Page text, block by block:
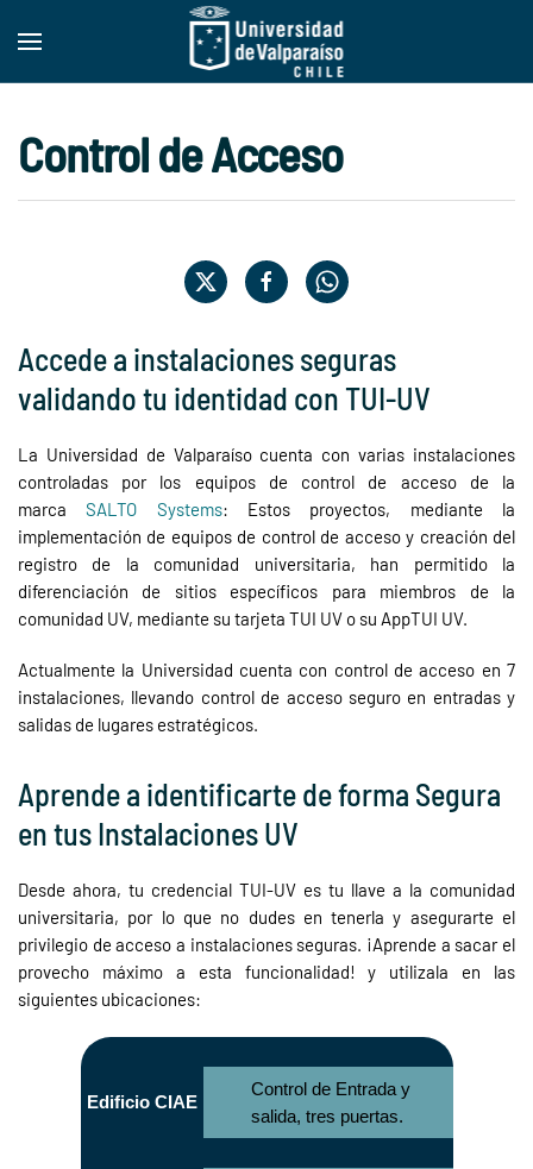
Skip to main content
Control de Acceso
Accede a instalaciones seguras
validando tu identidad con TUI-UV
La Universidad de Valparaíso cuenta con varias instalaciones
controladas por los equipos de control de acceso de la
marcaSALTO Systems: Estos proyectos, mediante la
implementación de equipos de control de acceso y creación del
registro de la comunidad universitaria, han permitido la
diferenciación de sitios específicos para miembros de la
comunidad UV, mediante su tarjeta TUI UV o su AppTUI UV.
Actualmente la Universidad cuenta con control de acceso en 7
instalaciones, llevando control de acceso seguro en entradas y
salidas de lugares estratégicos.
Aprende a identificarte de forma Segura
en tus Instalaciones UV
Desde ahora, tu credencial TUI-UV es tu llave a la comunidad
universitaria, por lo que no dudes en tenerla y asegurarte el
privilegio de acceso a instalaciones seguras. ¡Aprende a sacar el
provecho máximo a esta funcionalidad! y utilizala en las
siguientes ubicaciones:
Edificio CIAE
Control de Entrada y
salida, tres puertas.